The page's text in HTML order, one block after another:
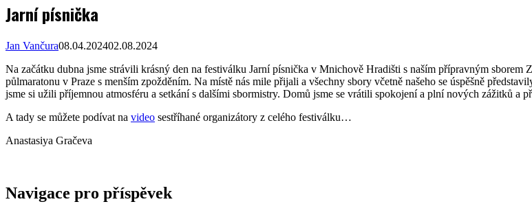
Jarní písnička
Jan Vančura08.04.202402.08.2024
Na začátku dubna jsme strávili krásný den na festiválku Jarní písnička v Mnichově Hradišti s naším přípravným
půlmaratonu v Praze s menším zpožděním. Na místě nás mile přijali a všechny sbory včetně našeho se úspěšně
jsme si užili příjemnou atmosféru a setkání s dalšími sbormistry. Domů jsme se vrátili spokojení a plní nových zážitků a
A tady se můžete podívat na video sestříhané organizátory z celého festiválku…
Anastasiya Gračeva
Navigace pro příspěvek